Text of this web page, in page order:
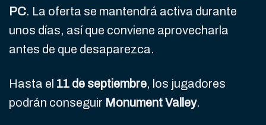
PC. La oferta se mantendrá activa durante
unos días, así que conviene aprovecharla
antes de que desaparezca.
Hasta el 11 de septiembre, los jugadores
podrán conseguir Monument Valley.